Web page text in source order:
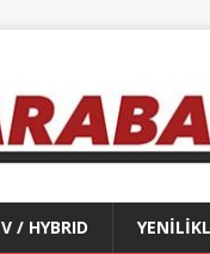
/ HYBRID